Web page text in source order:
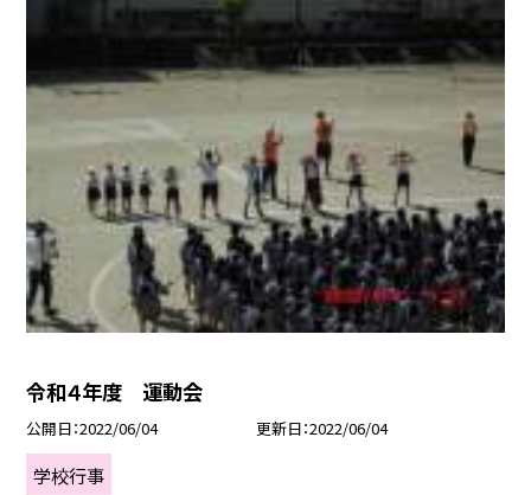
令和４年度 運動会
公開日 2022/06/04 更新日 2022/06/04
学校行事